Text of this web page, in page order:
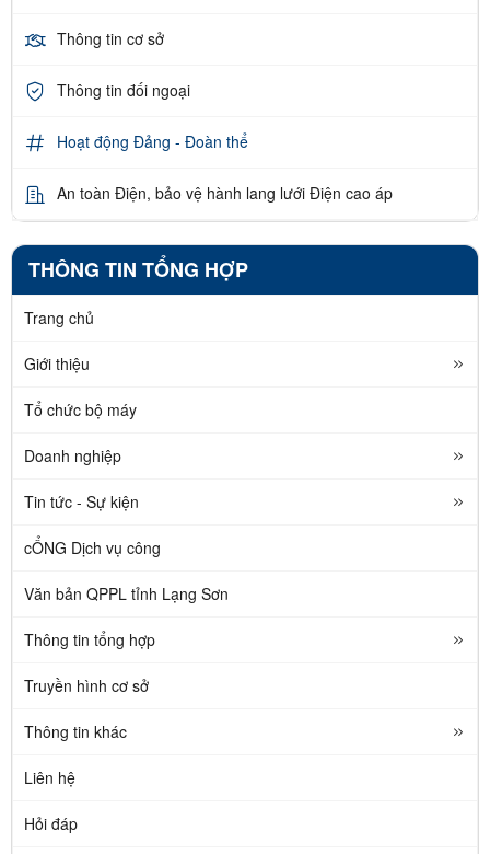
Thông tin cơ sở
Thông tin đối ngoại
Hoạt động Đảng - Đoàn thể
An toàn Điện, bảo vệ hành lang lưới Điện cao áp
THÔNG TIN TỔNG HỢP
Trang chủ
Giới thiệu
Tổ chức bộ máy
Doanh nghiệp
Tin tức - Sự kiện
cỔNG Dịch vụ công
Văn bản QPPL tỉnh Lạng Sơn
Thông tin tổng hợp
Truyền hình cơ sở
Thông tin khác
Liên hệ
Hỏi đáp